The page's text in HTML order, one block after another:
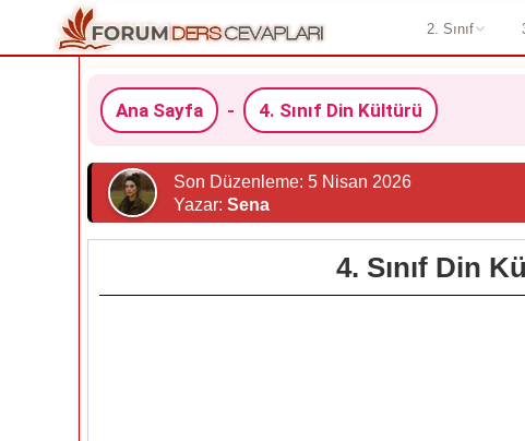
2. Sınıf
Ana Sayfa - 4. Sınıf Din Kültürü
Son Düzenleme: 5 Nisan 2026
Yazar: Sena
4. Sınıf Din